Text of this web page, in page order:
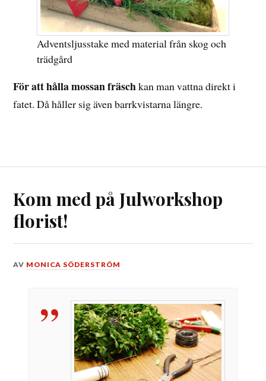
Adventsljusstake med material från skog och
trädgård
För att hålla mossan fräschkan man vattna direkt i
fatet. Då håller sig även barrkvistarna längre.
Kom med på Julworkshop
florist!
DEN
AV MONICA SÖDERSTRÖM